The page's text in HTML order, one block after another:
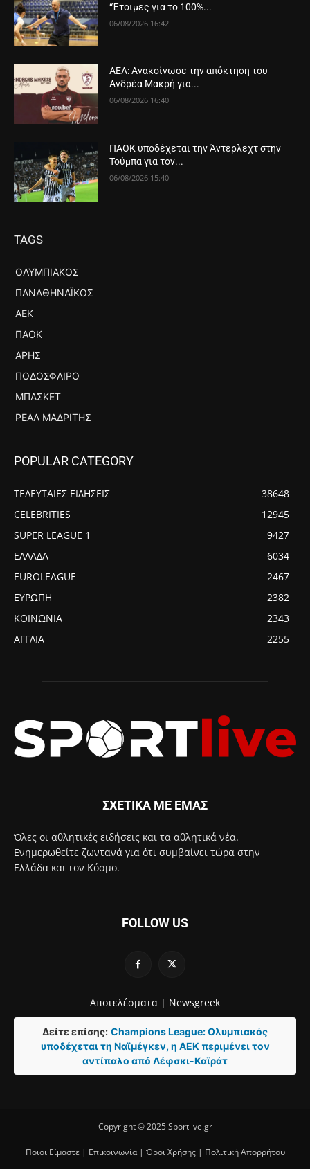
“Έτοιμες για το 100%...
06/08/2026 16:42
ΑΕΛ: Ανακοίνωσε την απόκτηση του
Ανδρέα Μακρή για...
06/08/2026 16:40
ΠΑΟΚ υποδέχεται την Άντερλεχτ στην
Τούμπα για τον...
06/08/2026 15:40
TAGS
ΟΛΥΜΠΙΑΚΌΣ
ΠΑΝΑΘΗΝΑΪΚΌΣ
ΑΕΚ
ΠΑΟΚ
ΆΡΗΣ
ΠΟΔΌΣΦΑΙΡΟ
ΜΠΆΣΚΕΤ
ΡΕΆΛ ΜΑΔΡΊΤΗΣ
POPULAR CATEGORY
ΤΕΛΕΥΤΑΙΕΣ ΕΙΔΗΣΕΙΣ
38648
CELEBRITIES
12945
SUPER LEAGUE 1
9427
ΕΛΛΑΔΑ
6034
EUROLEAGUE
2467
ΕΥΡΩΠΗ
2382
ΚΟΙΝΩΝΙΑ
2343
ΑΓΓΛΙΑ
2255
ΣΧΕΤΙΚΑ ΜΕ ΕΜΑΣ
Όλες οι αθλητικές ειδήσεις και τα αθλητικά νέα.
Ενημερωθείτε ζωντανά για ότι συμβαίνει τώρα στην
Ελλάδα και τον Κόσμο.
FOLLOW US
Αποτελέσματα | Newsgreek
Δείτε επίσης: Champions League: Ολυμπιακός
υποδέχεται τη Ναϊμέγκεν, η ΑΕΚ περιμένει τον
αντίπαλο από Λέφσκι-Καϊράτ
Copyright © 2025 Sportlive.gr
Ποιοι Είμαστε| Επικοινωνία| Όροι Χρήσης| Πολιτική Απορρήτου